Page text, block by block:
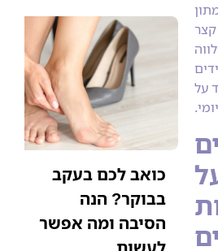
כואב לכם בעקב
בבוקר? הנה
הסיבה ומה אפשר